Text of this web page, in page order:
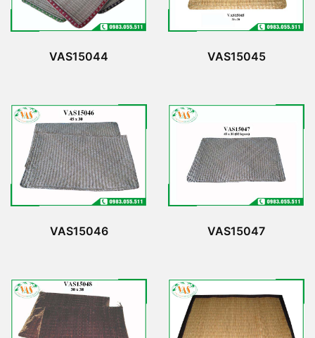
VAS15044 VAS15045
VAS15046 VAS15047